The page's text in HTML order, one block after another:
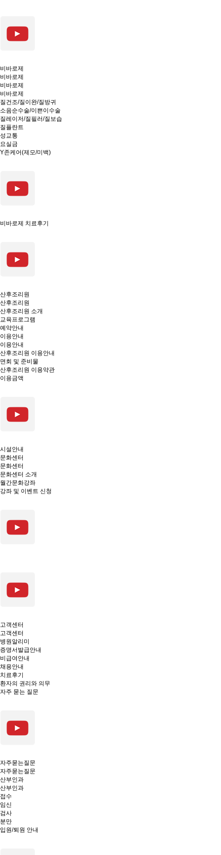
비바로제
비바로제
비바로제
비바로제
질건조/질이완/질방귀
소음순수술/이쁜이수술
질레이저/질필러/질보습
질플란트
성교통
요실금
Y존케어(제모/미백)
비바로제 치료후기
산후조리원
산후조리원
산후조리원 소개
교육프로그램
예약안내
이용안내
이용안내
산후조리원 이용안내
면회 및 준비물
산후조리원 이용약관
이용금액
시설안내
문화센터
문화센터
문화센터 소개
월간문화강좌
강좌 및 이벤트 신청
고객센터
고객센터
병원알리미
증명서발급안내
비급여안내
채용안내
치료후기
환자의 권리와 의무
자주 묻는 질문
자주묻는질문
자주묻는질문
산부인과
산부인과
접수
임신
검사
분만
입원/퇴원 안내